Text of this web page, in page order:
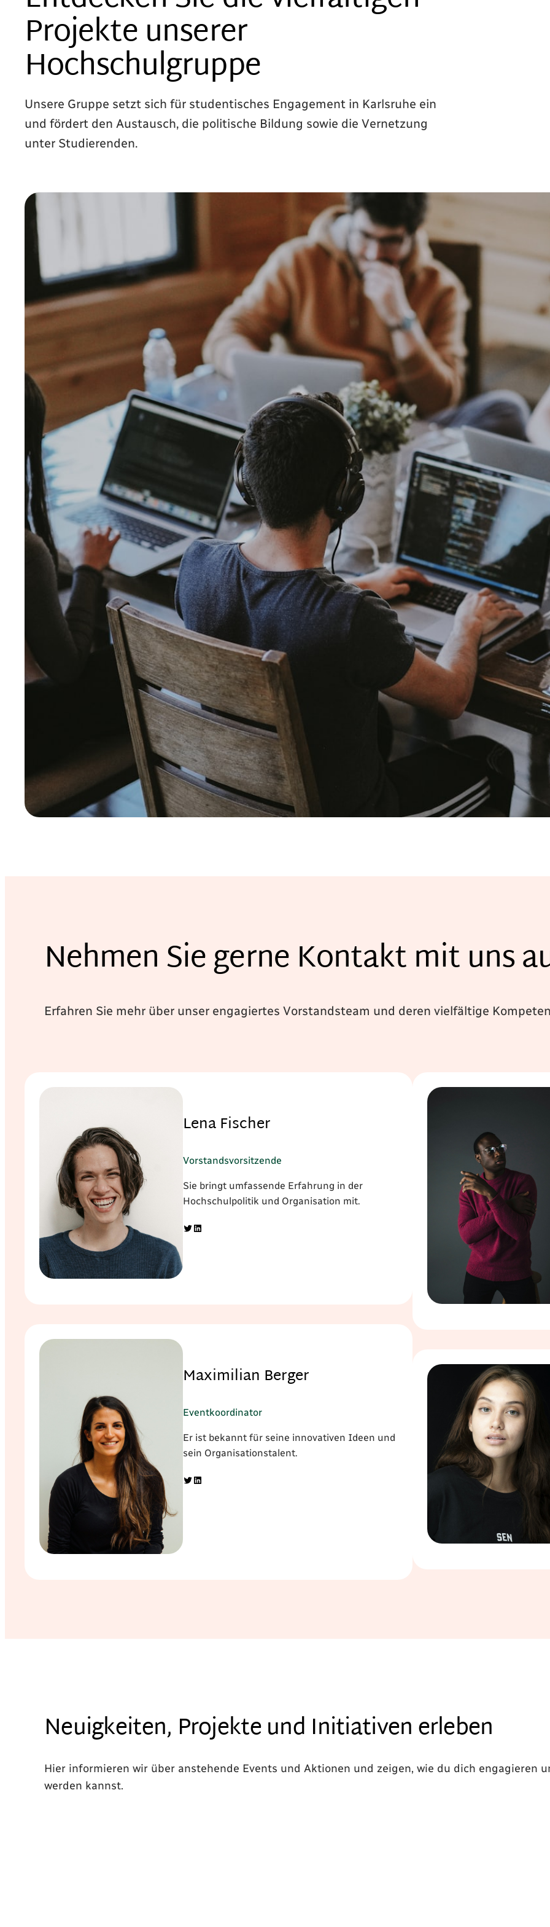
Projekte unserer
Hochschulgruppe
Unsere Gruppe setzt sich für studentisches Engagement in Karlsruhe ein
und fördert den Austausch, die politische Bildung sowie die Vernetzung
unter Studierenden.
Nehmen Sie gerne Kontakt mit uns
Erfahren Sie mehr über unser engagiertes Vorstandsteam und deren vielfältige
Lena Fischer
Vorstandsvorsitzende
Sie bringt umfassende Erfahrung in der
Hochschulpolitik und Organisation mit.
Twitter LinkedIn
Maximilian Berger
Eventkoordinator
Er ist bekannt für seine innovativen Ideen und
sein Organisationstalent.
Twitter LinkedIn
Neuigkeiten, Projekte und Initiativen erleben
Hier informieren wir über anstehende Events und Aktionen und zeigen, wie du dich engagieren
werden kannst.